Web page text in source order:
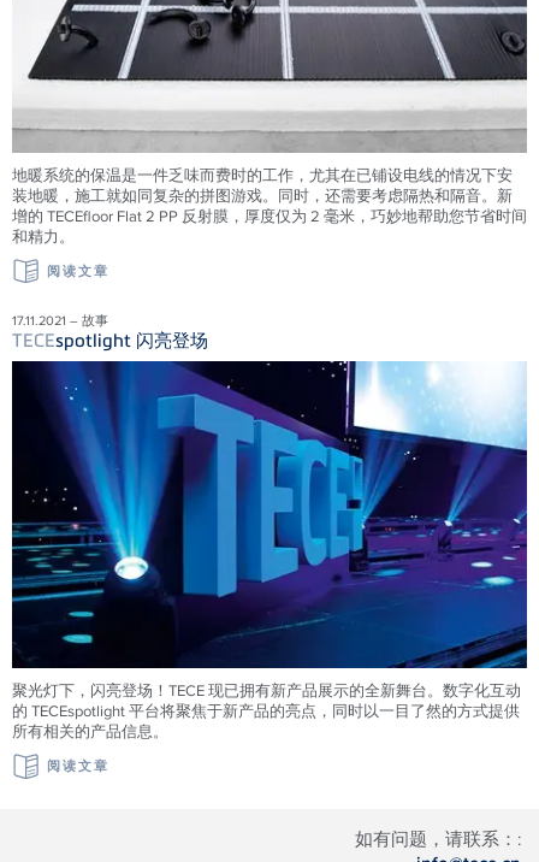
如有问题，请联系：:
地暖系统的保温是一件乏味而费时的工作，尤其在已铺设电线的情况下安
装地暖，施工就如同复杂的拼图游戏。同时，还需要考虑隔热和隔音。新
增的 TECEfloor Flat 2 PP 反射膜，厚度仅为 2 毫米，巧妙地帮助您节省时间
和精力。
阅读文章
17.11.2021 – 故事
TECEspotlight 闪亮登场
聚光灯下，闪亮登场！TECE 现已拥有新产品展示的全新舞台。数字化互动
的 TECEspotlight 平台将聚焦于新产品的亮点，同时以一目了然的方式提供
所有相关的产品信息。
阅读文章